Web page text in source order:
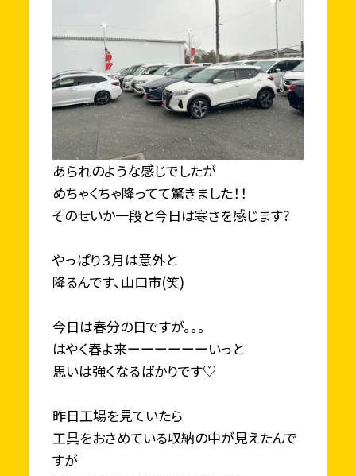
あられのような感じでしたが
めちゃくちゃ降ってて驚きました！！
そのせいか一段と今日は寒さを感じます?
やっぱり３月は意外と
降るんです、山口市(笑)
今日は春分の日ですが。。。
はやく春よ来ーーーーーーいっと
思いは強くなるばかりです♡
昨日工場を見ていたら
工具をおさめている収納の中が見えたんで
すが